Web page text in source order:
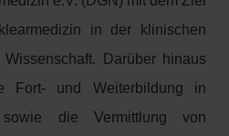
in der klinischen
Darüber hinaus
Fort- und Weiterbildung in
sowie die Vermittlung von